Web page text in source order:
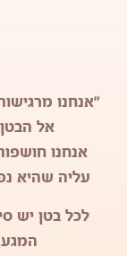
"אנחנו
אל
אנחנו
עליה שהיא
לכל בטן יש
המגע